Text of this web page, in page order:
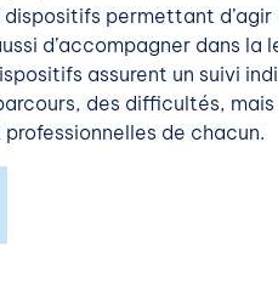
permettant d’agir
d’accompagner dans la
assurent un suivi
des difficultés,
de chacun.